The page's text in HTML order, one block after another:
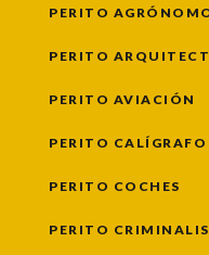
PERITO
PERITO
PERITO AVIACIÓN
PERITO CALÍGRAFO
PERITO COCHES
PERITO